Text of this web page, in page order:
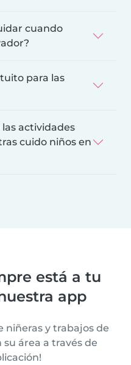
cuando
para las
las actividades
cuido niños en
está a tu
app
niñeras y trabajos de
área a través de